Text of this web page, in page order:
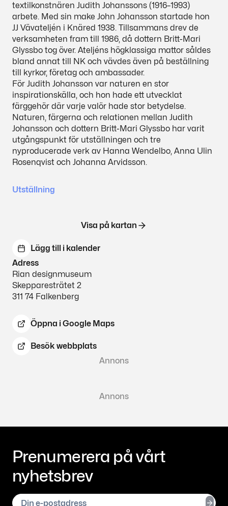
textilkonstnären Judith Johanssons (1916–1993)
arbete. Med sin make John Johansson startade hon
JJ Vävateljén i Knäred 1938. Tillsammans drev de
verksamheten fram till 1986, då dottern Britt-Mari
Glyssbo tog över. Ateljéns högklassiga mattor såldes
bland annat till NK och vävdes även på beställning
till kyrkor, företag och ambassader.
För Judith Johansson var naturen en stor
inspirationskälla, och hon hade ett utvecklat
färggehör där varje valör hade stor betydelse.
Naturen, färgerna och relationen mellan Judith
Johansson och dottern Britt-Mari Glyssbo har varit
utgångspunkt för utställningen och tre
nyproducerade verk av Hanna Wendelbo, Anna Ulin
Rosenqvist och Johanna Arvidsson.
Utställning
Visa på kartan
Lägg till i kalender
Adress
Rian designmuseum
Skepparesträtet 2
311 74 Falkenberg
Öppna i Google Maps
Besök webbplats
Annons
Annons
Prenumerera på vårt
nyhetsbrev